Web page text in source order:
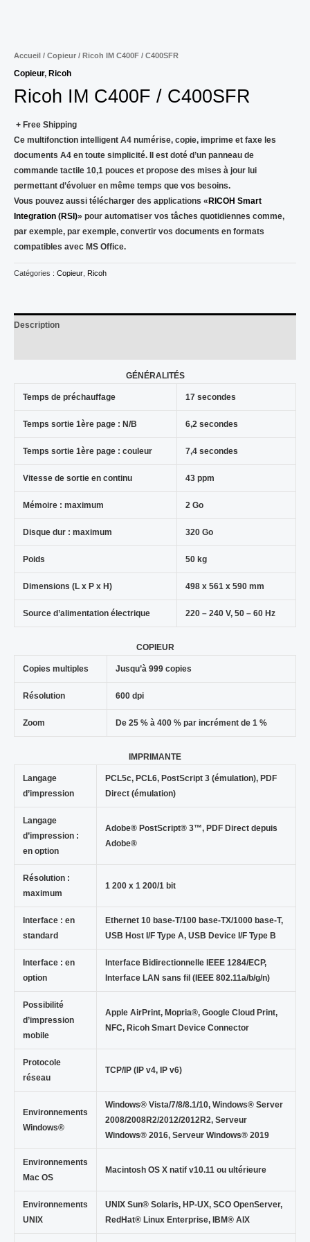
Accueil / Copieur / Ricoh IM C400F / C400SFR
Copieur, Ricoh
Ricoh IM C400F / C400SFR
+ Free Shipping
Ce multifonction intelligent A4 numérise, copie, imprime et faxe les
documents A4 en toute simplicité. Il est doté d’un panneau de
commande tactile 10,1 pouces et propose des mises à jour lui
permettant d’évoluer en même temps que vos besoins.
Vous pouvez aussi télécharger des applications « RICOH Smart
Integration (RSI)» pour automatiser vos tâches quotidiennes comme,
par exemple, par exemple, convertir vos documents en formats
compatibles avec MS Office.
Catégories : Copieur Ricoh
Description
GÉNÉRALITÉS
Temps de préchauffage 17 secondes
Temps sortie 1ère page : N/B 6,2 secondes
Temps sortie 1ère page : couleur 7,4 secondes
Vitesse de sortie en continu 43 ppm
Mémoire : maximum 2 Go
Disque dur : maximum 320 Go
Poids 50 kg
Dimensions (L x P x H) 498 x 561 x 590 mm
Source d’alimentation électrique 220 – 240 V, 50 – 60 Hz
COPIEUR
Copies multiples Jusqu’à 999 copies
Résolution 600 dpi
Zoom De 25 % à 400 % par incrément de 1 %
IMPRIMANTE
Langage
d’impression
PCL5c, PCL6, PostScript 3 (émulation), PDF
Direct (émulation)
Langage
d’impression :
en option
Adobe® PostScript® 3™, PDF Direct depuis
Adobe®
Résolution :
maximum
1 200 x 1 200/1 bit
Interface : en
standard
Ethernet 10 base-T/100 base-TX/1000 base-T,
USB Host I/F Type A, USB Device I/F Type B
Interface : en
option
Interface Bidirectionnelle IEEE 1284/ECP,
Interface LAN sans fil (IEEE 802.11a/b/g/n)
Possibilité
d’impression
mobile
Apple AirPrint, Mopria®, Google Cloud Print,
NFC, Ricoh Smart Device Connector
Protocole
réseau
TCP/IP (IP v4, IP v6)
Environnements
Windows®
Windows® Vista/7/8/8.1/10, Windows® Server
2008/2008R2/2012/2012R2, Serveur
Windows® 2016, Serveur Windows® 2019
Environnements
Mac OS
Macintosh OS X natif v10.11 ou ultérieure
Environnements
UNIX
UNIX Sun® Solaris, HP-UX, SCO OpenServer,
RedHat® Linux Enterprise, IBM® AIX